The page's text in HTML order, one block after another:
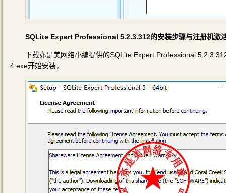
SQLite Expert Professional 5.2.3.312的安装步骤与注册机激
下载亦是美网络小编提供的SQLite Expert Professional
4.exe开始安装，